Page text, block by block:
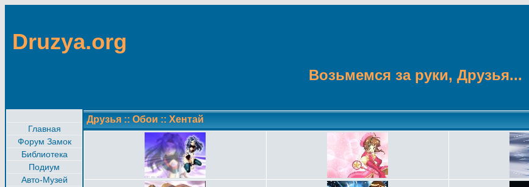
Druzya.org
Возьмемся за руки, Друзья...
Главная
Форум Замок
Библиотека
Подиум
Авто-Музей
Друзья :: Обои :: Хентай